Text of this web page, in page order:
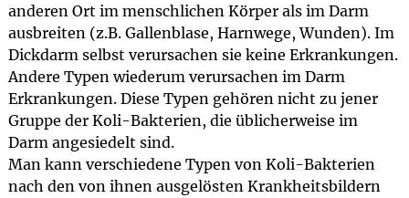
anderen Ort im menschlichen Körper als im Darm
ausbreiten (z.B. Gallenblase, Harnwege, Wunden). Im
Dickdarm selbst verursachen sie keine Erkrankungen.
Andere Typen wiederum verursachen im Darm
Erkrankungen. Diese Typen gehören nicht zu jener
Gruppe der Koli-Bakterien, die üblicherweise im
Darm angesiedelt sind.
Man kann verschiedene Typen von Koli-Bakterien
nach den von ihnen ausgelösten Krankheitsbildern